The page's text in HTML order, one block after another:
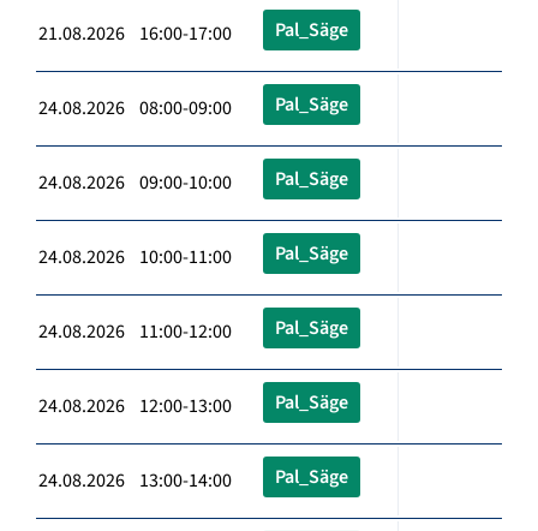
21.08.2026 16:00-17:00 Pal_Säge
24.08.2026 08:00-09:00 Pal_Säge
24.08.2026 09:00-10:00 Pal_Säge
24.08.2026 10:00-11:00 Pal_Säge
24.08.2026 11:00-12:00 Pal_Säge
24.08.2026 12:00-13:00 Pal_Säge
24.08.2026 13:00-14:00 Pal_Säge